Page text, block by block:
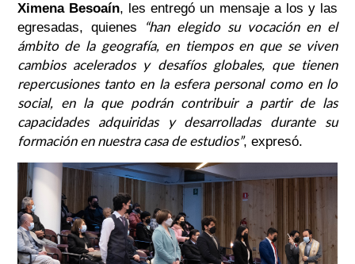
Ximena Besoaín, les entregó un mensaje a los y las
egresadas, quienes
“han elegido su vocación en el
ámbito de la geografía, en tiempos en que se viven
cambios acelerados y desafíos globales, que tienen
repercusiones tanto en la esfera personal como en lo
social, en la que podrán contribuir a partir de las
capacidades adquiridas y desarrolladas durante su
formación en nuestra casa de estudios”, expresó.